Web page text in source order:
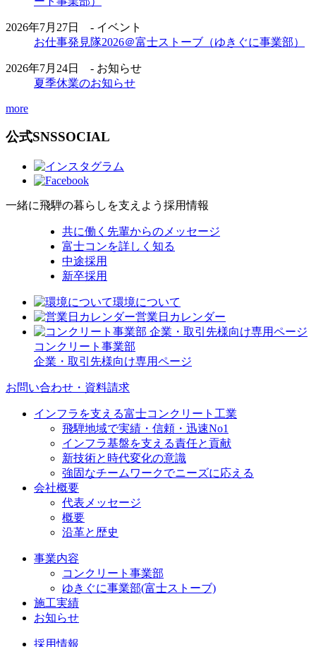
2026年7月27日 - イベント
お仕事発見隊2026＠富士ストーブ（ゆきぐに事業部）
2026年7月24日 - お知らせ
夏季休業のお知らせ
more
公式SNSSOCIAL
一緒に飛騨の暮らしを支えよう 採用情報
共に働く先輩からのメッセージ
富士コンを詳しく知る
中途採用
新卒採用
環境について
営業日カレンダー
コンクリート事業部
企業・取引先様向け専用ページ
お問い合わせ・資料請求
インフラを支える富士コンクリート工業
飛騨地域で実績・信頼・迅速No1
インフラ基盤を支える責任と貢献
新技術と時代変化の意識
強固なチームワークでニーズに応える
会社概要
代表メッセージ
概要
沿革と歴史
事業内容
コンクリート事業部
ゆきぐに事業部(富士ストーブ)
施工実績
お知らせ
採用情報